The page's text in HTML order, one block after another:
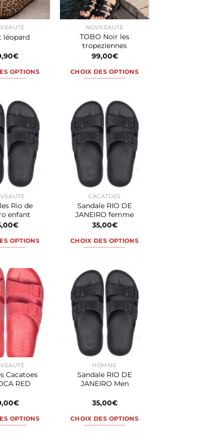
être
choisies
sur
la
page
produit
être
choisies
sur
la
page
produit
léopard
€
OPTIONS
a
plusieurs
variations.
Les
options
peuvent
être
choisies
sur
la
page
produit
NOUVEAUTÉ
TOBO Noir les
tropeziennes
99,00€
CHOIX DES OPTIONS
a
plusieurs
variations.
Les
options
peuvent
être
choisies
sur
la
page
produit
Rio de
enfant
€
OPTIONS
a
plusieurs
variations.
Les
options
peuvent
être
choisies
sur
la
du
CACATOÈS
Sandale RIO DE
JANEIRO femme
35,00€
CHOIX DES OPTIONS
a
plusieurs
variations.
Les
options
peuvent
être
choisies
sur
la
du
Cacatoes
RED
€
OPTIONS
HOMME
Sandale RIO DE
JANEIRO Men
35,00€
CHOIX DES OPTIONS